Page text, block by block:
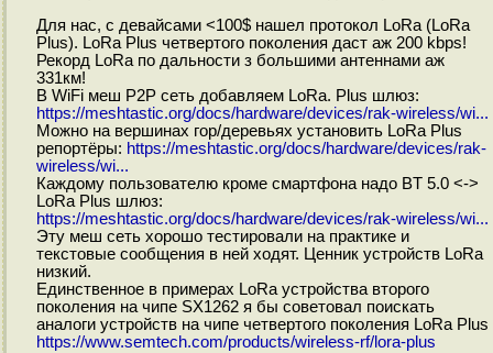
Для нас, с девайсами <100$ нашел протокол LoRa (LoRa
Plus). LoRa Plus четвертого поколения даст аж 200 kbps!
Рекорд LoRa по дальности з большими антеннами аж
331км!
В WiFi меш P2P сеть добавляем LoRa. Plus шлюз:
https://meshtastic.org/docs/hardware/devices/rak-wireless/wi...
Можно на вершинах гор/деревьях установить LoRa Plus
репортёры: https://meshtastic.org/docs/hardware/devices/rak-
wireless/wi...
Каждому пользователю кроме смартфона надо BT 5.0 <->
LoRa Plus шлюз:
https://meshtastic.org/docs/hardware/devices/rak-wireless/wi...
Эту меш сеть хорошо тестировали на практике и
текстовые сообщения в ней ходят. Ценник устройств LoRa
низкий.
Единственное в примерах LoRa устройства второго
поколения на чипе SX1262 я бы советовал поискать
аналоги устройств на чипе четвертого поколения LoRa Plus
https://www.semtech.com/products/wireless-rf/lora-plus